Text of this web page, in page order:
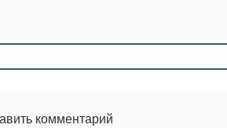
комментарий